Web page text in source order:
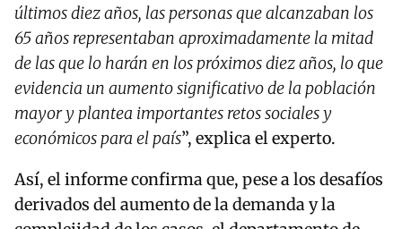
últimos diez años, las personas que alcanzaban los
65 años representaban aproximadamente la mitad
de las que lo harán en los próximos diez años, lo que
evidencia un aumento significativo de la población
mayor y plantea importantes retos sociales y
económicos para el país”, explica el experto.
Así, el informe confirma que, pese a los desafíos
derivados del aumento de la demanda y la